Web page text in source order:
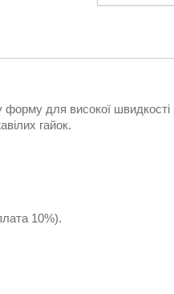
форму для високої швидкості
гайок.
10%).